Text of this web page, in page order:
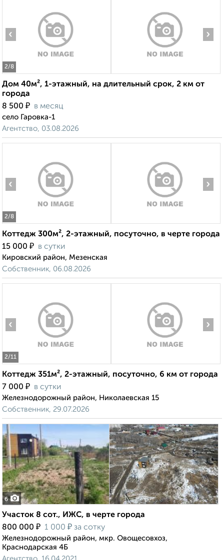
2/8
‹ ›
Дом 40м², 1-этажный, на длительный срок, 2 км от
города
8 500 ₽ в месяц
село Гаровка-1
Агентство, 03.08.2026
2/8
‹ ›
Коттедж 300м², 2-этажный, посуточно, в черте города
15 000 ₽ в сутки
Кировский район, Мезенская
Собственник, 06.08.2026
2/11
‹ ›
Коттедж 351м², 2-этажный, посуточно, 6 км от города
7 000 ₽ в сутки
Железнодорожный район, Николаевская 15
Собственник, 29.07.2026
6
Участок 8 сот., ИЖС, в черте города
800 000 ₽ 1 000 ₽ за сотку
Железнодорожный район, мкр. Овощесовхоз,
Краснодарская 4Б